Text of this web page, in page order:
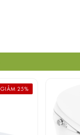
GIẢM 25%